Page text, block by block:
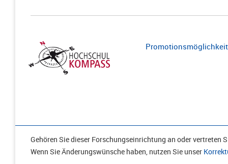
Gehören Sie dieser Forschungseinrichtung an oder vertreten
Wenn Sie Änderungswünsche haben, nutzen Sie unser